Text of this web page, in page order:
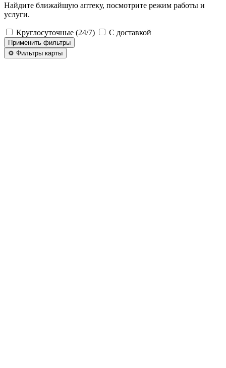
Найдите ближайшую аптеку, посмотрите режим работы и
услуги.
Круглосуточные (24/7) С доставкой
Применить фильтры
⚙️ Фильтры карты